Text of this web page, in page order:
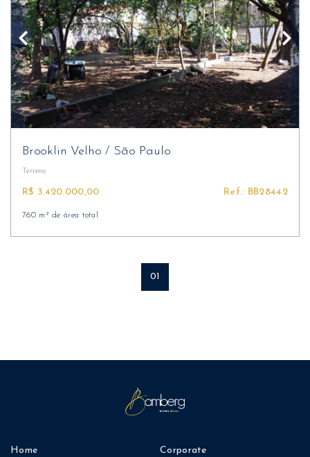
Brooklin Velho/ São Paulo
Terreno
R$ 3.420.000,00 Ref.: BB28442
760 m² de área total
01
Home Corporate